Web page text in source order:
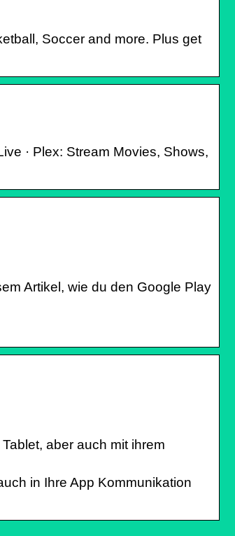
Soccer and more. Plus get
· Plex: Stream Movies, Shows,
Artikel, wie du den Google Play
aber auch mit ihrem
in Ihre App Kommunikation